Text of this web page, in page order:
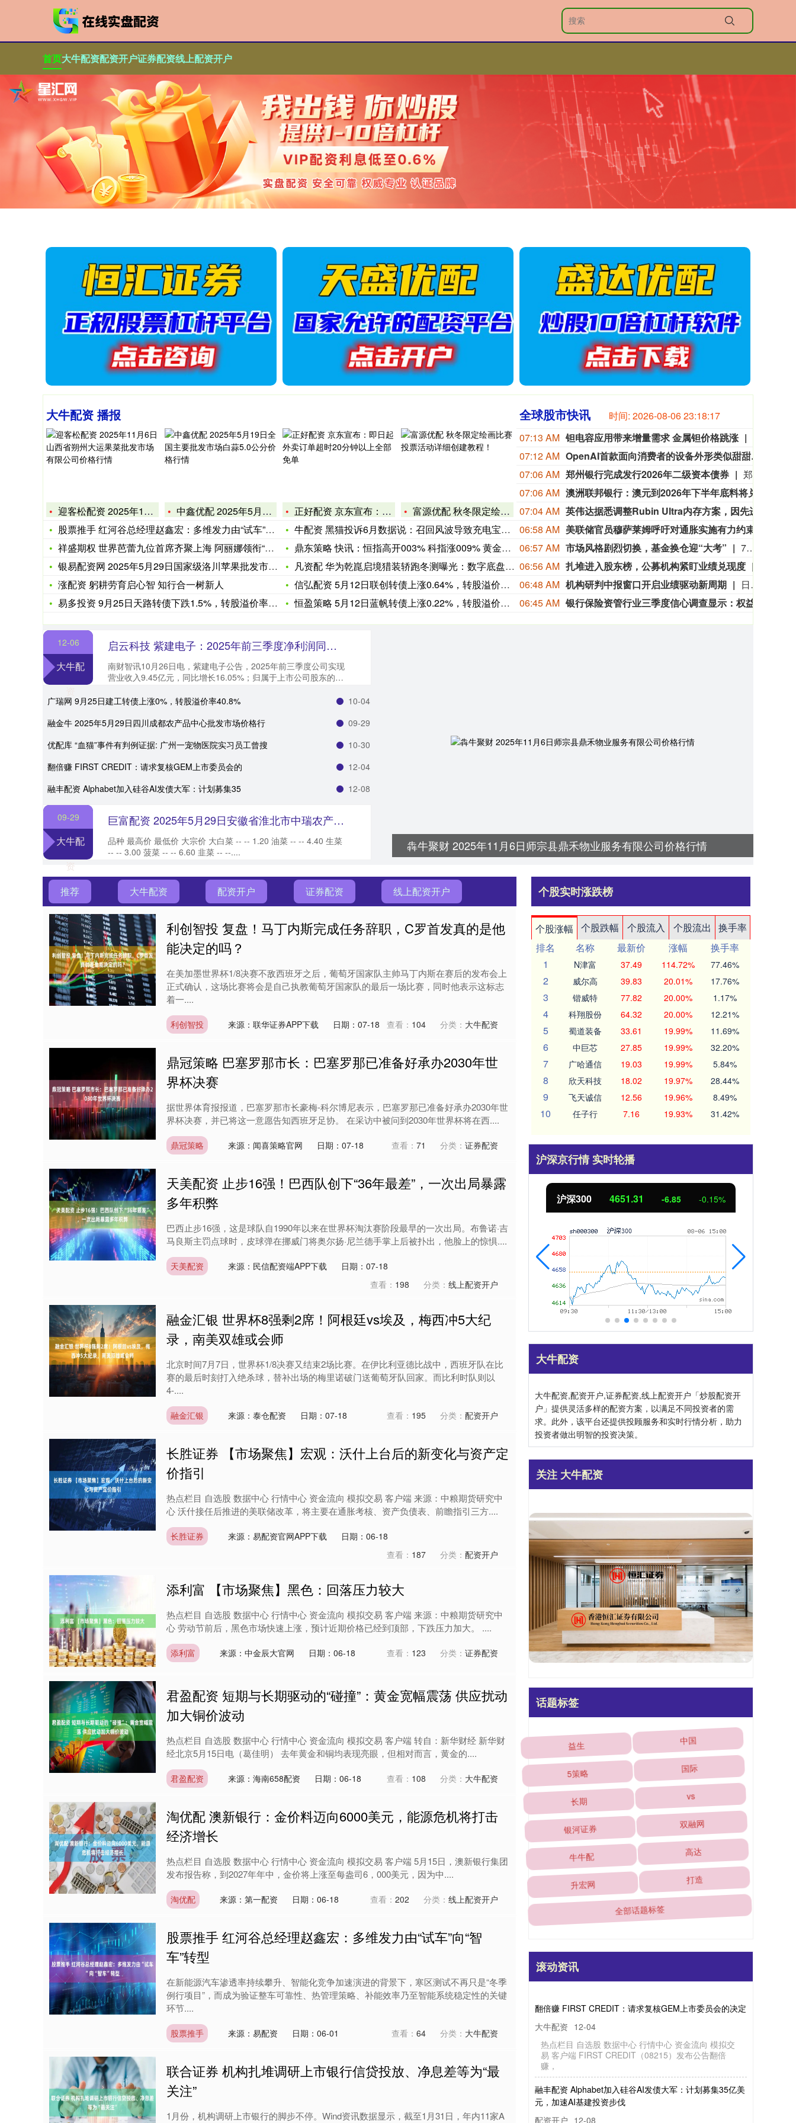
首页大牛配资配资开户证券配资线上配资开户
大牛配资 播报
迎客松配资 2025年11月6日山西省朔州大运果菜批发市场有
中鑫优配 2025年5月19日全国主要批发市场白蒜5.0公分
股票推手 红河谷总经理赵鑫宏：多维发力由“试车”向“智车”转
祥盛期权 世界芭蕾九位首席齐聚上海 阿丽娜领衔“三百年芭蕾艺
银易配资网 2025年5月29日国家级洛川苹果批发市场价格行
涨配资 躬耕劳育启心智 知行合一树新人
易多投资 9月25日天路转债下跌1.5%，转股溢价率0.27
正好配资 京东宣布：即日起外卖订单超时20分钟以上全部免单
富源优配 秋冬限定绘画比赛投票活动详细创建教程！
牛配资 黑猫投诉6月数据说：召回风波导致充电宝投诉飙升 罗马
鼎东策略 快讯：恒指高开003% 科指涨009% 黄金股回暖
凡资配 华为乾崑启境猎装轿跑冬测曝光：数字底盘引擎助力多场景
信弘配资 5月12日联创转债上涨0.64%，转股溢价率33.
恒盈策略 5月12日蓝帆转债上涨0.22%，转股溢价率141
全球股市快讯 时间: 2026-08-06 23:18:18
07:13 AM 钽电容应用带来增量需求 金属钽价格跳涨
07:12 AM
OpenAI首款面向消费者的设备外形类似甜甜圈 售价或超300美元
07:06 AM 郑州银行完成发行2026年二级资本债券
07:06 AM
07:04 AM
06:58 AM 美联储官员穆萨莱姆呼吁对通胀实施有力约束
06:57 AM 市场风格剧烈切换，基金换仓迎“大考”
7月以来，A股市场迎来剧烈风格切换，此前持续领涨的AI、半导体等科技成长板块出现大幅调整，而前期表现低迷的传统价值板块普遍迎来反弹。在此背景下，多只重仓AI、半导体方向的基金出现较大幅度的回撤。值得关注的是，这批遭遇重挫的基金中，部分产品在二季度刚刚完成大规模换仓，从消费、资源等传统板块切换至科技赛道。其中，既有基金经理交接导致风格变化的情形，也有基金经理在分化行情下主动选择了“追逐趋势”。（中证报）
06:56 AM 扎堆进入股东榜，公募机构紧盯业绩兑现度
06:48 AM 机构研判中报窗口开启业绩驱动新周期
日前多方调研获悉，多家一线机构已形成明确共识：A股本轮调整本质是交易拥挤度的释放与估值阶段性收缩，AI产业长期成长逻辑并未发生实质性逆转，政策底信号显现之下，市场底仍需筹码、情绪与增量资金多重条件共振确认，而这一过程往往需事后回望方能定论。机构人士认为，随着中报业绩进入集中披露窗口，行情正逐步由预期驱动转向业绩兑现驱动，科技与涨价方向景气占优，但板块内部分化将加剧——具备真实业绩与技术壁垒的龙头有望在估值修复中率先受益，而单纯依赖概念与涨价弹性的标的将面临定价重估。（中证报）
06:45 AM
12-06
大牛配
启云科技 紫建电子：2025年前三季度净利润同比下降77.52%
南财智讯10月26日电，紫建电子公告，2025年前三季度公司实现
营业收入9.45亿元，同比增长16.05%；归属于上市公司股东的净
广瑞网 9月25日建工转债上涨0%，转股溢价率40.8%
10-04
融金牛 2025年5月29日四川成都农产品中心批发市场价格行
09-29
优配库 “血猫”事件有判例证据: 广州一宠物医院实习员工曾搜
10-30
翻倍赚 FIRST CREDIT：请求复核GEM上市委员会的
12-04
融丰配资 Alphabet加入硅谷AI发债大军：计划募集35
12-08
09-29
大牛配
资
巨富配资 2025年5月29日安徽省淮北市中瑞农产品批发市场价格行情
品种 最高价 最低价 大宗价 大白菜 -- -- 1.20 油菜 -- -- 4.40 生菜
-- -- 3.00 菠菜 -- -- 6.60 韭菜 -- --....
犇牛聚财 2025年11月6日师宗县鼎禾物业服务有限公司价格行情
推荐 大牛配资 配资开户 证券配资 线上配资开户
利创智投 复盘！马丁内斯完成任务辞职，C罗首发真的是他
能决定的吗？
在美加墨世界杯1/8决赛不敌西班牙之后，葡萄牙国家队主帅马丁内斯在赛后的发布会上
正式确认，这场比赛将会是自己执教葡萄牙国家队的最后一场比赛，同时他表示这标志
着一....
利创智投 来源：联华证券APP下载 日期：07-18 查看： 104 分类： 大牛配资
鼎冠策略 巴塞罗那市长：巴塞罗那已准备好承办2030年世
界杯决赛
据世界体育报报道，巴塞罗那市长豪梅-科尔博尼表示，巴塞罗那已准备好承办2030年世
界杯决赛，并已将这一意愿告知西班牙足协。 在采访中被问到2030年世界杯将在西....
鼎冠策略 来源：闻喜策略官网 日期：07-18 查看： 71 分类： 证券配资
天美配资 止步16强！巴西队创下“36年最差”，一次出局暴露
多年积弊
巴西止步16强，这是球队自1990年以来在世界杯淘汰赛阶段最早的一次出局。布鲁诺·吉
马良斯主罚点球时，皮球弹在挪威门将奥尔扬·尼兰德手掌上后被扑出，他脸上的惊惧....
天美配资 来源：民信配资端APP下载
日期：07-18
查看： 198 分类： 线上配资开户
融金汇银 世界杯8强剩2席！阿根廷vs埃及，梅西冲5大纪
录，南美双雄或会师
北京时间7月7日，世界杯1/8决赛又结束2场比赛。在伊比利亚德比战中，西班牙队在比
赛的最后时刻打入绝杀球，替补出场的梅里诺破门送葡萄牙队回家。而比利时队则以
4-....
融金汇银 来源：泰仓配资 日期：07-18 查看： 195 分类： 配资开户
长胜证券 【市场聚焦】宏观：沃什上台后的新变化与资产定
价指引
热点栏目 自选股 数据中心 行情中心 资金流向 模拟交易 客户端 来源：中粮期货研究中
心 沃什接任后推进的美联储改革，将主要在通胀考核、资产负债表、前瞻指引三方....
长胜证券 来源：易配资官网APP下载
日期：06-18
查看： 187 分类： 配资开户
添利富 【市场聚焦】黑色：回落压力较大
热点栏目 自选股 数据中心 行情中心 资金流向 模拟交易 客户端 来源：中粮期货研究中
心 劳动节前后，黑色市场快速上涨，预计近期价格已经到顶部，下跌压力加大。 ....
添利富 来源：中金辰大官网 日期：06-18 查看： 123 分类： 证券配资
君盈配资 短期与长期驱动的“碰撞”：黄金宽幅震荡 供应扰动
加大铜价波动
热点栏目 自选股 数据中心 行情中心 资金流向 模拟交易 客户端 转自：新华财经 新华财
经北京5月15日电（葛佳明） 去年黄金和铜均表现亮眼，但相对而言，黄金的....
君盈配资 来源：海南658配资 日期：06-18 查看： 108 分类： 大牛配资
淘优配 澳新银行：金价料迈向6000美元，能源危机将打击
经济增长
热点栏目 自选股 数据中心 行情中心 资金流向 模拟交易 客户端 5月15日，澳新银行集团
发布报告称，到2027年年中，金价将上涨至每盎司6，000美元，因为中....
淘优配 来源：第一配资 日期：06-18 查看： 202 分类： 线上配资开户
股票推手 红河谷总经理赵鑫宏：多维发力由“试车”向“智
车”转型
在新能源汽车渗透率持续攀升、智能化竞争加速演进的背景下，寒区测试不再只是“冬季
例行项目”，而成为验证整车可靠性、热管理策略、补能效率乃至智能系统稳定性的关键
环节....
股票推手 来源：易配资 日期：06-01 查看： 64 分类： 大牛配资
联合证券 机构扎堆调研上市银行信贷投放、净息差等为“最
关注”
1月份，机构调研上市银行的脚步不停。Wind资讯数据显示，截至1月31日，年内11家A
个股实时涨跌榜
个股涨幅 个股跌幅 个股流入 个股流出
换手率
排名
名称 最新价 涨幅
换手率
1
N津富 37.49 114.72% 77.46%
2 威尔高 39.83 20.01% 17.76%
3 锴威特 77.82 20.00% 1.17%
4 科翔股份 64.32 20.00% 12.21%
5 蜀道装备 33.61 19.99% 11.69%
6 中巨芯 27.85 19.99% 32.20%
7 广哈通信 19.03 19.99% 5.84%
8 欣天科技 18.02 19.97% 28.44%
9 飞天诚信 12.56 19.96% 8.49%
10 任子行 7.16 19.93% 31.42%
沪深京行情 实时轮播
0.57% 深证成指 14110.12 -34.08 北证50 1122.88 3.42 0.30%
大牛配资
大牛配资,配资开户,证券配资,线上配资开户「炒股配资开
户」提供灵活多样的配资方案，以满足不同投资者的需
求。此外，该平台还提供投顾服务和实时行情分析，助力
投资者做出明智的投资决策。
关注 大牛配资
话题标签
益生 中国
5策略 国际
长期 vs
银河证券 双融网
牛牛配 高达
升宏网 打造
全部话题标签
滚动资讯
翻倍赚 FIRST CREDIT：请求复核GEM上市委员会的决定
12-04
热
点
栏
目
自
选
股
数
据
中
心
行
情
中
心
资
金
流
向
模
拟
交
易
客
户
端
F
IR
S
T
C
R
E
D
IT
（
0
8
2
1
5
）
发
布
公
告
翻
倍
赚
，
融
丰
配
资
A
lp
h
a
b
e
t加
入
硅
谷
A
I发
债
大
军
：
计
划
募
集
3
5
亿
美
元
，
加
速
A
I基
建
投
资
步
伐
配资开户12-08